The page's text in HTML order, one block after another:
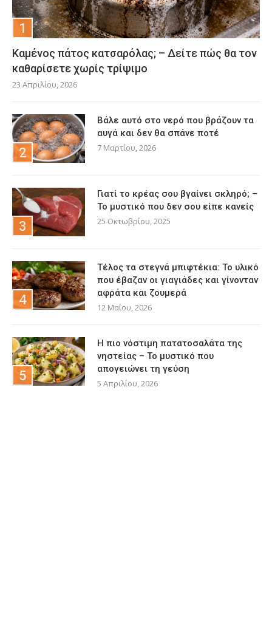
Καμένος πάτος κατσαρόλας; – Δείτε πώς θα τον
καθαρίσετε χωρίς τρίψιμο
23 Απριλίου, 2026
Βάλε αυτό στο νερό που βράζουν τα
αυγά και δεν θα σπάνε ποτέ
7 Μαρτίου, 2026
Γιατί το κρέας σου βγαίνει σκληρό; –
Το μυστικό που δεν σου είπε κανείς
25 Οκτωβρίου, 2025
Τέλος τα στεγνά μπιφτέκια: Το υλικό
που έβαζαν οι γιαγιάδες και γίνονταν
αφράτα και ζουμερά
12 Μαΐου, 2026
Η πιο νόστιμη πατατοσαλάτα της
νηστείας – Το μυστικό που
απογειώνει τη γεύση
5 Απριλίου, 2026